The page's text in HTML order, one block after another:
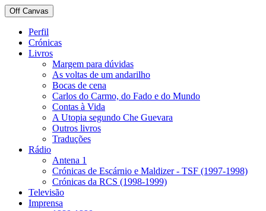
Off Canvas
Perfil
Crónicas
Livros
Margem para dúvidas
As voltas de um andarilho
Bocas de cena
Carlos do Carmo, do Fado e do Mundo
Contas à Vida
A Utopia segundo Che Guevara
Outros livros
Traduções
Rádio
Antena 1
Crónicas de Escárnio e Maldizer - TSF (1997-1998)
Crónicas da RCS (1998-1999)
Televisão
Imprensa